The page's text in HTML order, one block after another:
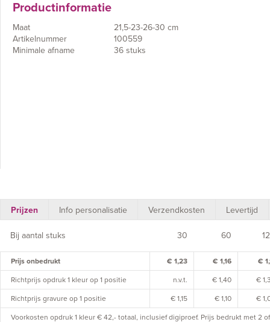
Productinformatie
Maat
21,5-23-26-30 cm
Artikelnummer
100559
Minimale afname
36 stuks
Prijzen Info personalisatie Verzendkosten Levertijd
Bij aantal stuks 30 60
Prijs onbedrukt € 1,23 € 1,16 €
Richtprijs opdruk 1 kleur op 1 positie n.v.t. € 1,40 €
Richtprijs gravure op 1 positie € 1,15 € 1,10 €
Voorkosten opdruk 1 kleur € 42,- totaal, inclusief digiproef. Prijs bedrukt met 2